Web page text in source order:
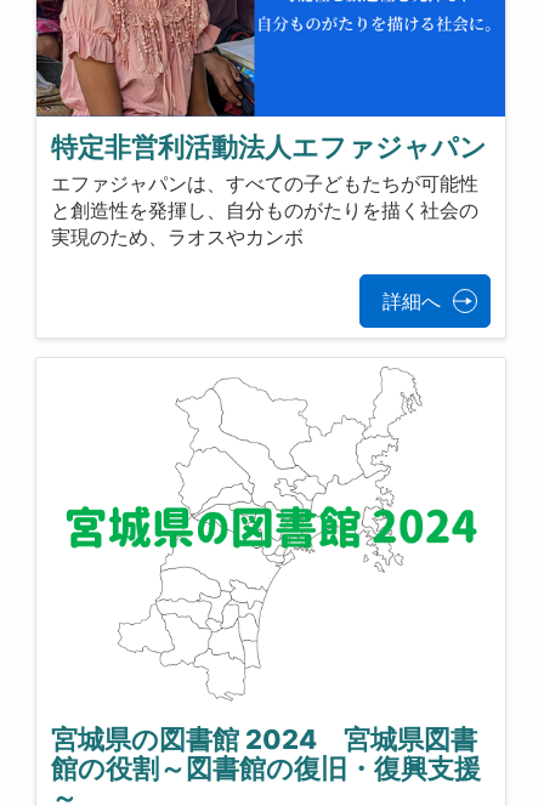
特定非営利活動法人エファジャパン
エファジャパンは、すべての子どもたちが可能性
と創造性を発揮し、自分ものがたりを描く社会の
実現のため、ラオスやカンボ
詳細へ
宮城県の図書館 2024 宮城県図書
館の役割～図書館の復旧・復興支援
～